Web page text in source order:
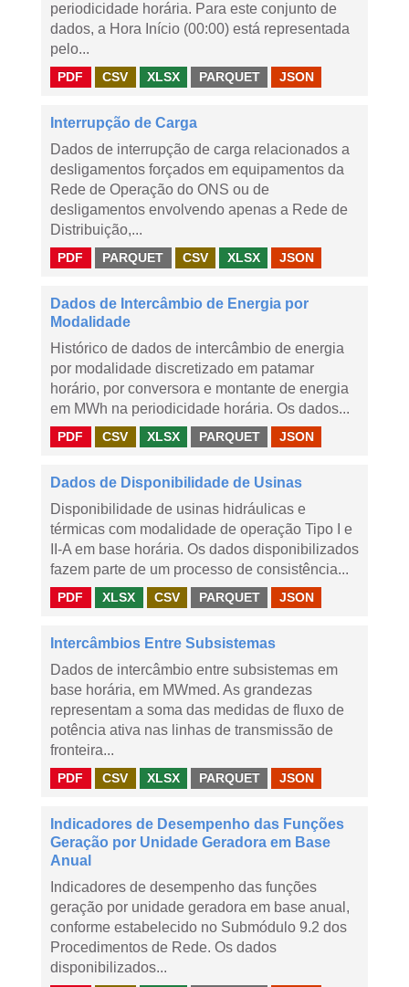
periodicidade horária. Para este conjunto de
dados, a Hora Início (00:00) está representada
pelo...
PDF CSV XLSX PARQUET JSON
Interrupção de Carga
Dados de interrupção de carga relacionados a
desligamentos forçados em equipamentos da
Rede de Operação do ONS ou de
desligamentos envolvendo apenas a Rede de
Distribuição,...
PDF PARQUET CSV XLSX JSON
Dados de Intercâmbio de Energia por
Modalidade
Histórico de dados de intercâmbio de energia
por modalidade discretizado em patamar
horário, por conversora e montante de energia
em MWh na periodicidade horária. Os dados...
PDF CSV XLSX PARQUET JSON
Dados de Disponibilidade de Usinas
Disponibilidade de usinas hidráulicas e
térmicas com modalidade de operação Tipo I e
II-A em base horária. Os dados disponibilizados
fazem parte de um processo de consistência...
PDF XLSX CSV PARQUET JSON
Intercâmbios Entre Subsistemas
Dados de intercâmbio entre subsistemas em
base horária, em MWmed. As grandezas
representam a soma das medidas de fluxo de
potência ativa nas linhas de transmissão de
fronteira...
PDF CSV XLSX PARQUET JSON
Indicadores de Desempenho das Funções
Geração por Unidade Geradora em Base
Anual
Indicadores de desempenho das funções
geração por unidade geradora em base anual,
conforme estabelecido no Submódulo 9.2 dos
Procedimentos de Rede. Os dados
disponibilizados...